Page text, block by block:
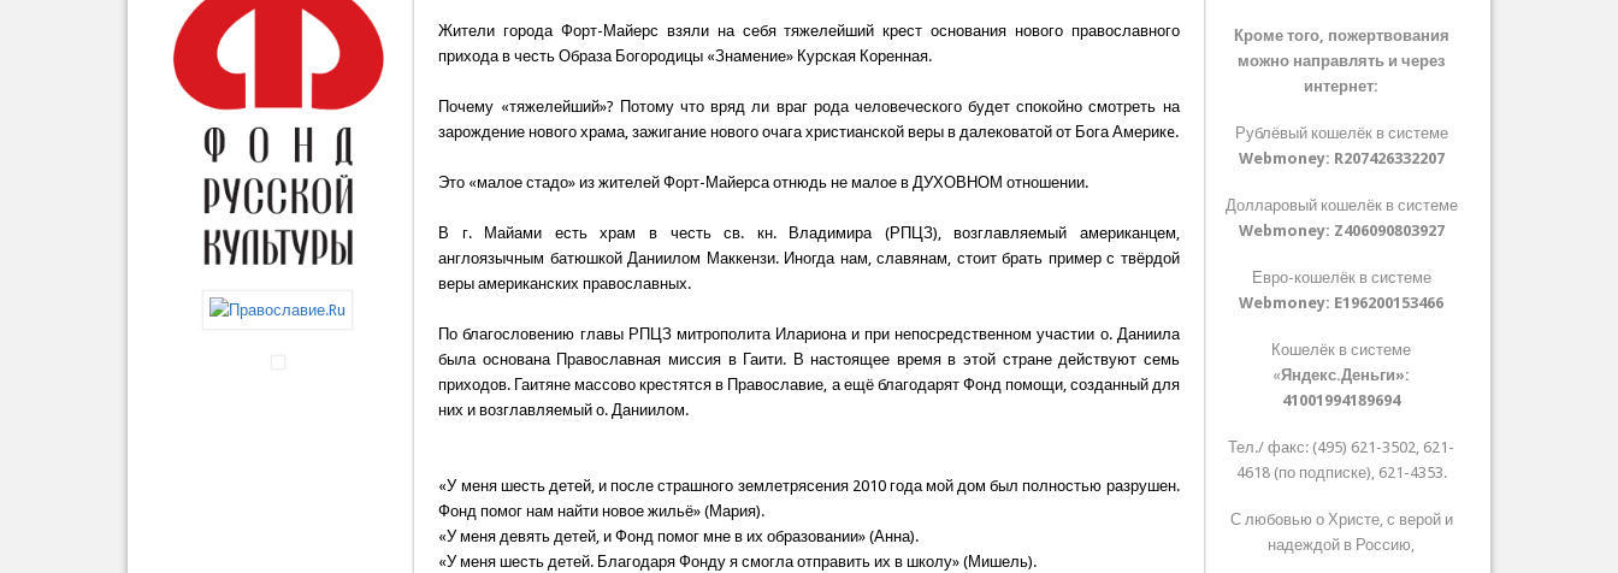
Жители города Форт-Майерс взяли на себя тяжелейший крест основания нового православного
прихода в честь Образа Богородицы «Знамение» Курская Коренная.
Почему «тяжелейший»? Потому что вряд ли враг рода человеческого будет спокойно смотреть на
зарождение нового храма, зажиганиe нового очага христианской веры в далековатой от Бога Америкe.
Это «малое стадо» из жителей Форт-Майерса отнюдь не малое в ДУХОВНОМ отношении.
В г. Майами есть храм в честь св. кн. Владимира (РПЦЗ), возглавляемый американцем,
англоязычным батюшкой Даниилом Маккензи. Иногда нам, славянам, стоит брать пример с твёрдой
веры американских православных.
По благословению главы РПЦЗ митрополита Илариона и при непосредственном участии о. Даниила
была основана Православная миссия в Гаити. В настоящее время в этой стране действуют семь
приходов. Гаитяне массово крестятся в Православие, а ещё благодарят Фонд помощи, созданный для
них и возглавляемый о. Даниилом.
«У меня шесть детей, и после страшного землетрясения 2010 года мой дом был полностью разрушен.
Фонд помог нам найти новое жильё» (Мария).
«У меня девять детей, и Фонд помог мне в их образовании» (Анна).
«У меня шесть детей. Благодаря Фонду я смогла отправить их в школу» (Мишель).
Кроме того, пожертвования
можно направлять и через
интернет:
Рублёвый кошелёк в системе
Webmoney: R207426332207
Долларовый кошелёк в системе
Webmoney: Z406090803927
Евро-кошелёк в системе
Webmoney: E196200153466
Кошелёк в системе
«Яндекс.Деньги»:
41001994189694
Тел./ факс: (495) 621-3502, 621-
4618 (по подписке), 621-4353.
С любовью о Христе, с верой и
надеждой в Россию,